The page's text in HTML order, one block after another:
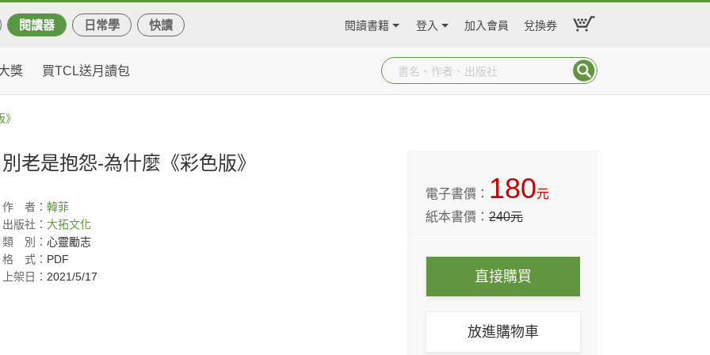
閱讀器 日常學 快讀 閱讀書籍 登入 加入會員 兌換券
獎 買TCL送月讀包
別老是抱怨-為什麼《彩色版》
作 者： 韓菲
出版社： 大拓文化
類
別： 心靈勵志
格
式： PDF
上架日： 2021/5/17
電子書價： 180元
紙本書價：240元
直接購買
放進購物車